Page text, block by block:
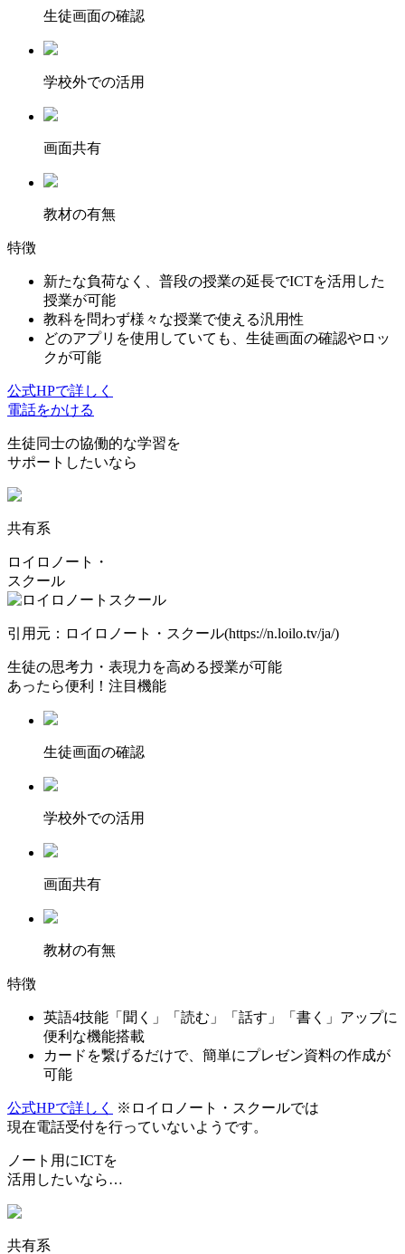
⽣徒画⾯の確認
学校外での活用
画面共有
教材の有無
特徴
新たな負荷なく、普段の授業の延長でICTを活用した
授業が可能
教科を問わず様々な授業で使える汎用性
どのアプリを使用していても、生徒画面の確認やロッ
クが可能
公式HPで詳しく
電話をかける
生徒同士の協働的な学習を
サポートしたいなら
共有系
ロイロノート・
スクール
引用元：ロイロノート・スクール(https://n.loilo.tv/ja/)
生徒の思考力・表現力を高める授業が可能
あったら便利！注目機能
⽣徒画⾯の確認
学校外での活用
画面共有
教材の有無
特徴
英語4技能「聞く」「読む」「話す」「書く」アップに
便利な機能搭載
カードを繋げるだけで、簡単にプレゼン資料の作成が
可能
公式HPで詳しく
※ロイロノート・スクールでは
現在電話受付を行っていないようです。
ノート用にICTを
活用したいなら…
共有系